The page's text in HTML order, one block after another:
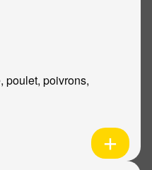
poulet, poivrons,